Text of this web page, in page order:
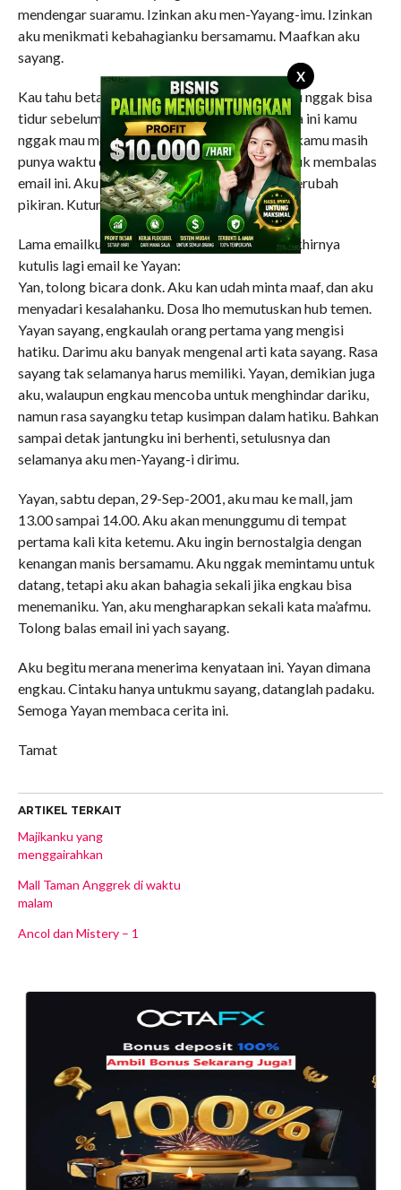
X
mendengar suaramu. Izinkan aku men-Yayang-imu. Izinkan
aku menikmati kebahagianku bersamamu. Maafkan aku
sayang.
Kau tahu betapa aku selalu merindukanmu, aku nggak bisa
tidur sebelum mendengar suaramu. OK, selama ini kamu
nggak mau menerima telponku, aku berharap kamu masih
punya waktu dan masih punya rasa sayang untuk membalas
email ini. Aku hanya berdo’a semoga engkau berubah
pikiran. Kutunggu balasanmu sayang.
Lama emailku tidak dijawab oleh Yayan, dan akhirnya
kutulis lagi email ke Yayan:
Yan, tolong bicara donk. Aku kan udah minta maaf, dan aku
menyadari kesalahanku. Dosa lho memutuskan hub temen.
Yayan sayang, engkaulah orang pertama yang mengisi
hatiku. Darimu aku banyak mengenal arti kata sayang. Rasa
sayang tak selamanya harus memiliki. Yayan, demikian juga
aku, walaupun engkau mencoba untuk menghindar dariku,
namun rasa sayangku tetap kusimpan dalam hatiku. Bahkan
sampai detak jantungku ini berhenti, setulusnya dan
selamanya aku men-Yayang-i dirimu.
Yayan, sabtu depan, 29-Sep-2001, aku mau ke mall, jam
13.00 sampai 14.00. Aku akan menunggumu di tempat
pertama kali kita ketemu. Aku ingin bernostalgia dengan
kenangan manis bersamamu. Aku nggak memintamu untuk
datang, tetapi aku akan bahagia sekali jika engkau bisa
menemaniku. Yan, aku mengharapkan sekali kata ma’afmu.
Tolong balas email ini yach sayang.
Aku begitu merana menerima kenyataan ini. Yayan dimana
engkau. Cintaku hanya untukmu sayang, datanglah padaku.
Semoga Yayan membaca cerita ini.
Tamat
ARTIKEL TERKAIT
Majikanku yang
menggairahkan
Mall Taman Anggrek di waktu
malam
Ancol dan Mistery – 1